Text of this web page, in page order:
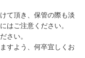
て頂き、保管の際も淡
はご注意ください。
さい。
すよう、何卒宜しくお